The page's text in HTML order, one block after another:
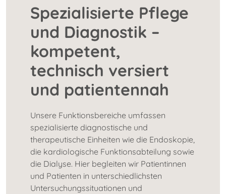
Spezialisierte Pflege
und Diagnostik –
kompetent,
technisch versiert
und patientennah
Unsere Funktionsbereiche umfassen
spezialisierte diagnostische und
therapeutische Einheiten wie die Endoskopie,
die kardiologische Funktionsabteilung sowie
die Dialyse. Hier begleiten wir Patientinnen
und Patienten in unterschiedlichsten
Untersuchungssituationen und